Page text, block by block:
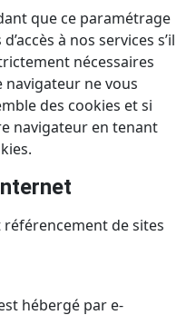
que ce paramétrage
à nos services s’il
nécessaires
ne vous
des cookies et si
navigateur en tenant
de sites
hébergé par e-